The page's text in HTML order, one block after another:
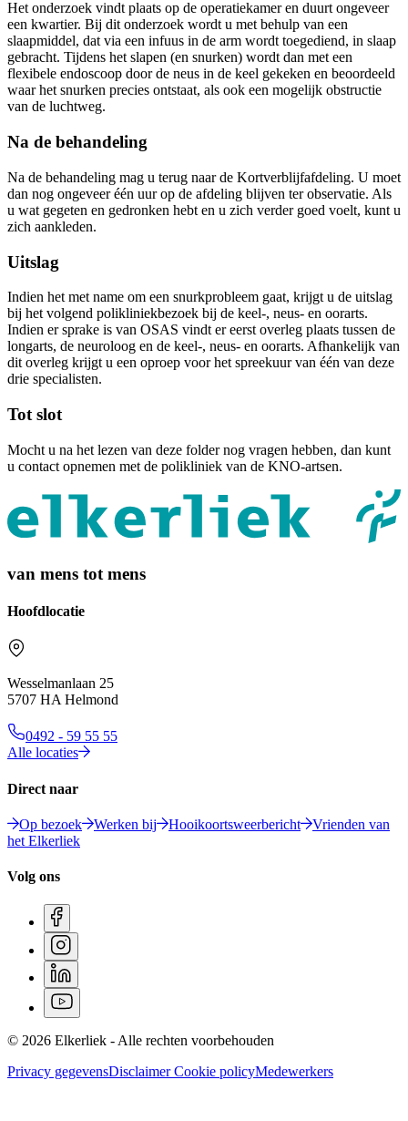
Het onderzoek vindt plaats op de operatiekamer en duurt ongeveer
een kwartier. Bij dit onderzoek wordt u met behulp van een
slaapmiddel, dat via een infuus in de arm wordt toegediend, in slaap
gebracht. Tijdens het slapen (en snurken) wordt dan met een
flexibele endoscoop door de neus in de keel gekeken en beoordeeld
waar het snurken precies ontstaat, als ook een mogelijk obstructie
van de luchtweg.
Na de behandeling
Na de behandeling mag u terug naar de Kortverblijfafdeling. U moet
dan nog ongeveer één uur op de afdeling blijven ter observatie. Als
u wat gegeten en gedronken hebt en u zich verder goed voelt, kunt u
zich aankleden.
Uitslag
Indien het met name om een snurkprobleem gaat, krijgt u de uitslag
bij het volgend polikliniekbezoek bij de keel-, neus- en oorarts.
Indien er sprake is van OSAS vindt er eerst overleg plaats tussen de
longarts, de neuroloog en de keel-, neus- en oorarts. Afhankelijk van
dit overleg krijgt u een oproep voor het spreekuur van één van deze
drie specialisten.
Tot slot
Mocht u na het lezen van deze folder nog vragen hebben, dan kunt
u contact opnemen met de polikliniek van de KNO-artsen.
van mens tot mens
Hoofdlocatie
Wesselmanlaan 25
5707 HA Helmond
0492 - 59 55 55
Alle locaties
Direct naar
Op bezoek Werken bij Hooikoortsweerbericht
Vrienden van
het Elkerliek
Volg ons
© 2026 Elkerliek - Alle rechten voorbehouden
Privacy gegevensDisclaimerCookie policyMedewerkers